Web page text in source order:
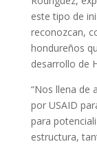
este tipo de
reconozcan,
hondureños
desarrollo de
“Nos llena de
por USAID
para
estructura,